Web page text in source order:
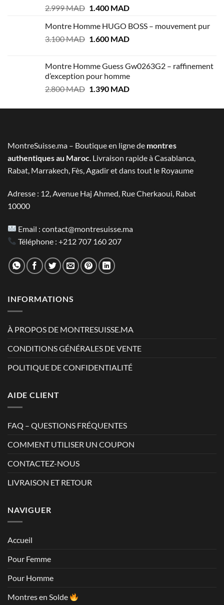
2.999MAD Le
initial
était :
1.400 MADLe
actuel
est :
Montre Homme HUGO BOSS – mouvement pur
3.100MAD Le
était :
3.100 MAD.
1.600 MADLe
est :
1.600 MAD.
Montre Homme Guess Gw0263G2 – raffinement
d’exception pour homme
2.800MAD Le
initial
1.390 MADLe
actuel
MontreSuisse.ma – Boutique en ligne de montres
authentiques au Maroc. Livraison rapide à Casablanca,
Rabat, Marrakech, Fès, Agadir et dans tout le Royaume
Adresse : 12, Avenue Haj Ahmed, Rue Cherkaoui, Rabat
10000
Email :contact@montresuisse.ma
Téléphone :+212 707 160 207
INFORMATIONS
À PROPOS DE MONTRESUISSE.MA
CONDITIONS GÉNÉRALES DE VENTE
POLITIQUE DE CONFIDENTIALITÉ
AIDE CLIENT
FAQ – QUESTIONS FRÉQUENTES
COMMENT UTILISER UN COUPON
CONTACTEZ-NOUS
LIVRAISON ET RETOUR
NAVIGUER
Accueil
Pour Femme
Pour Homme
Montres en Solde